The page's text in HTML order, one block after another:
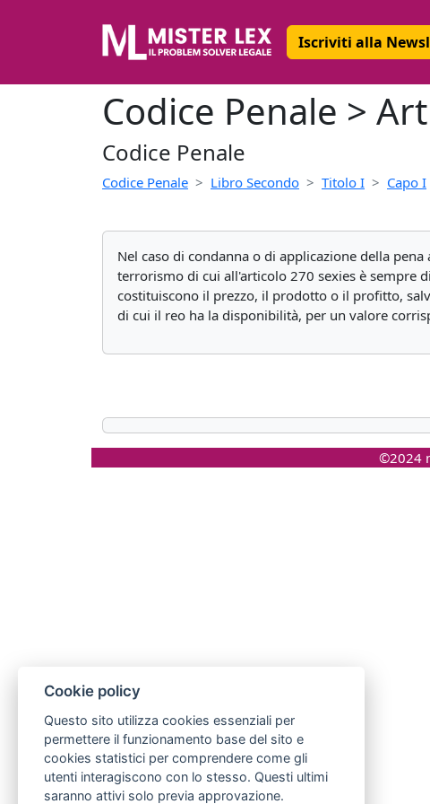
Iscriviti alla
Codice Penale >
Codice Penale
Codice Penale Libro Secondo Titolo I Capo I
Nel caso di condanna o di applicazione della
terrorismo di cui all'articolo 270 sexies è sempre
costituiscono il prezzo, il prodotto o il profitto,
di cui il reo ha la disponibilità, per un valore
©2024
Cookie policy
Questo sito utilizza cookies essenziali per
permettere il funzionamento base del sito e
cookies statistici per comprendere come gli
utenti interagiscono con lo stesso. Questi ultimi
saranno attivi solo previa approvazione.